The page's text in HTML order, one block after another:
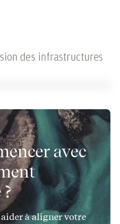
des infrastructures
avec
à aligner votre